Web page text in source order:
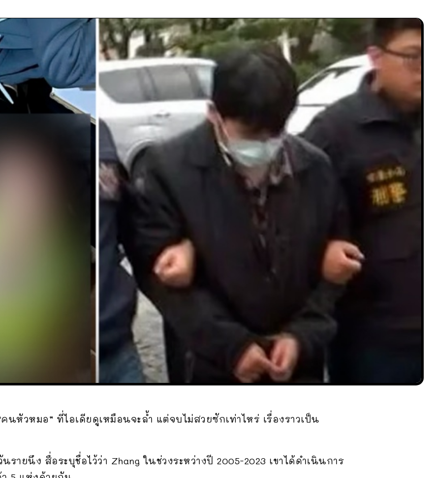
นหัวหมอ” ที่ไอเดียดูเหมือนจะล้ำ แต่จบไม่สวยซักเท่าไหร่ เรื่องราวเป็น
รายนึง สื่อระบุชื่อไว้ว่า Zhang ในช่วงระหว่างปี 2005-2023 เขาได้ดำเนินการ